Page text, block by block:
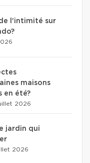
l'intimité sur
maisons
en été?
2026
jardin qui
2026